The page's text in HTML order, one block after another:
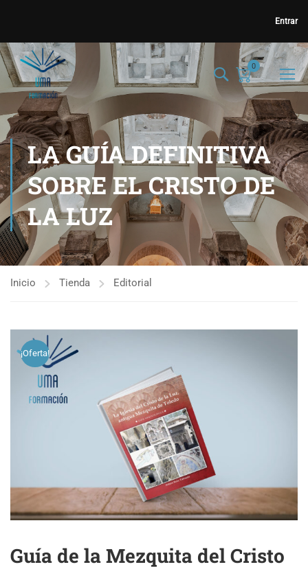
Entrar
0
LA GUÍA DEFINITIVA
SOBRE EL CRISTO DE
LA LUZ
Inicio Tienda Editorial
¡Oferta!
Guía de la Mezquita del Cristo